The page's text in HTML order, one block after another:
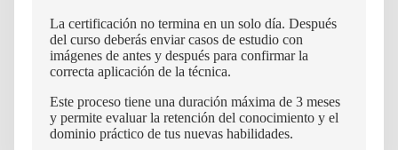
La certificación no termina en un solo día. Después
del curso deberás enviar casos de estudio con
imágenes de antes y después para confirmar la
correcta aplicación de la técnica.
Este proceso tiene una duración máxima de 3 meses
y permite evaluar la retención del conocimiento y el
dominio práctico de tus nuevas habilidades.